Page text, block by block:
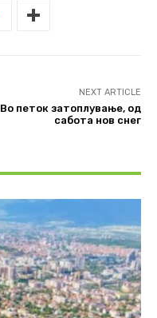
NEXT ARTICLE
Во петок затоплување, од
сабота нов снег